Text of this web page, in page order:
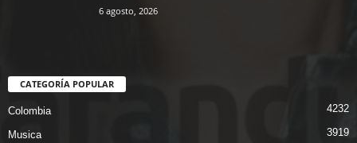
6 agosto, 2026
CATEGORÍA POPULAR
Colombia 4232
Musica 3919